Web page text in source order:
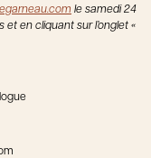
le samedi 24
en cliquant sur l’onglet «